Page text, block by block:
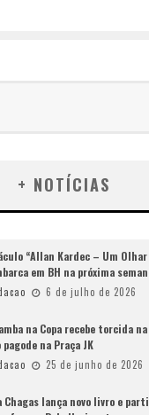
+ NOTÍCIAS
“Allan Kardec – Um
em BH na próxima
6 de julho de 2026
na Copa recebe torcida
na Praça JK
25 de junho de 2026
lança novo livro e